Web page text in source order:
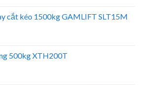
cắt kéo 1500kg GAMLIFT SLT15M
500kg XTH200T